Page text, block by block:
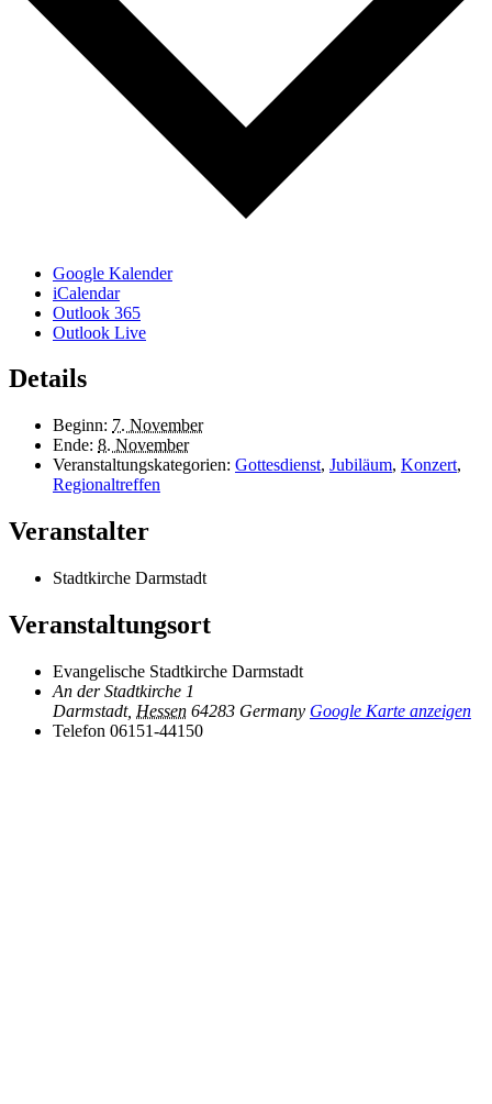
Google Kalender
iCalendar
Outlook 365
Outlook Live
Details
Beginn: 7. November
Ende: 8. November
Veranstaltungskategorien: Gottesdienst, Jubiläum, Konzert,
Regionaltreffen
Veranstalter
Stadtkirche Darmstadt
Veranstaltungsort
Evangelische Stadtkirche Darmstadt
An der Stadtkirche 1
Darmstadt, Hessen 64283 Germany Google Karte anzeigen
Telefon 06151-44150